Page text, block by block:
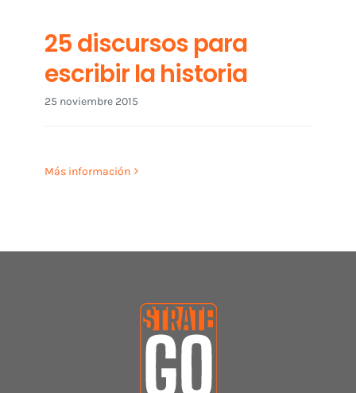
25 discursos para
escribir la historia
25 noviembre 2015
Más información